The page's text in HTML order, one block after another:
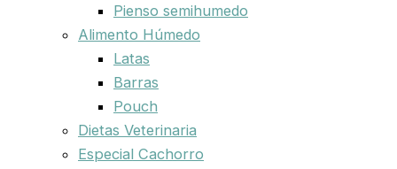
Pienso semihumedo
Alimento Húmedo
Latas
Barras
Pouch
Dietas Veterinaria
Especial Cachorro